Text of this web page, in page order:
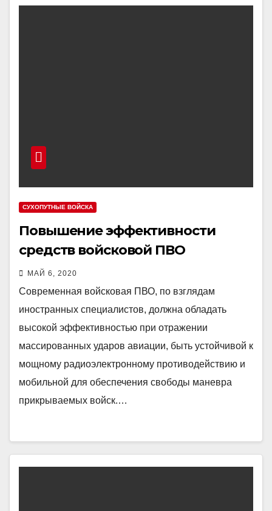
СУХОПУТНЫЕ ВОЙСКА
Повышение эффективности
средств войсковой ПВО
МАЙ 6, 2020
Современная войсковая ПВО, по взглядам
иностранных специалистов, должна обладать
высокой эффективностью при отражении
массированных ударов авиации, быть устойчивой к
мощному радиоэлектронному противодействию и
мобильной для обеспечения свободы маневра
прикрываемых войск.…